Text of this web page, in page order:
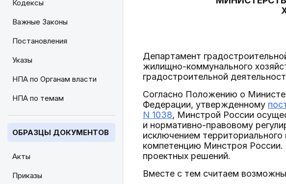
Кодексы
Важные Законы
Постановления
Указы
НПА по Органам власти
НПА по темам
ОБРАЗЦЫ ДОКУМЕНТОВ
Акты
Приказы
Департамент
жилищно-коммунального
градостроительной
Согласно Положению о
Федерации, утвержденному
N 1038, Минстрой России
и нормативно-правовому
исключением
компетенцию Минстроя России.
проектных решений.
Вместе с тем считаем